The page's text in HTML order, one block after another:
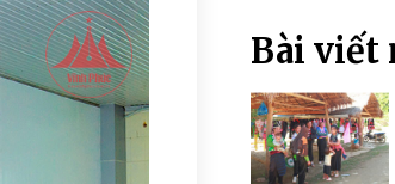
Bài viết